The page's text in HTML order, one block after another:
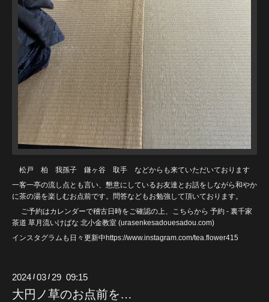
松戸 柏 我孫子 鎌ヶ谷 取手 などからも来ていただいております
一客一亭の流し点とも言い、懇意にしているお友達とお話をしながら和やか
に茶の湯を楽しむお点前です。問答などもお勉強して頂いております。
ご予約はカレンダーで稽古日時をご確認の上、こちらから 予約 - 裏千家
茶道 草月流いけばな 北小金教室 (urasenkesadouesadou.com)
インスタグラムも日々更新中https://www.instagram.com/tea.flower415
2024 /03 / 29 09:15
大円ノ草のお点前を…